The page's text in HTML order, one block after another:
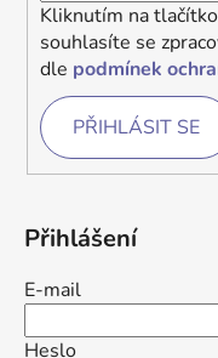
Kliknutím na
souhlasíte se
dle podmínek
PŘIHLÁSIT SE
Přihlášení
E-mail
Heslo